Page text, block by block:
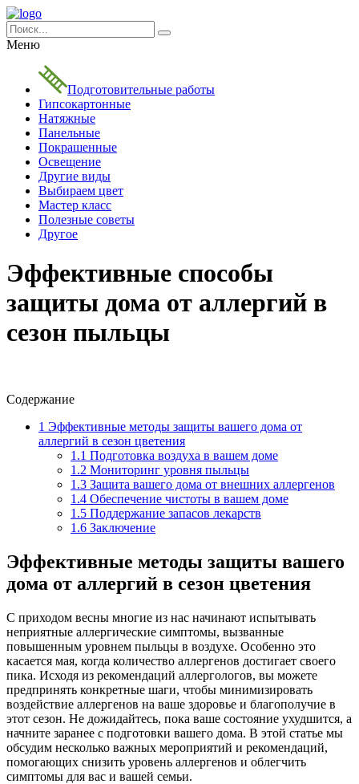
Меню
Подготовительные работы
Гипсокартонные
Натяжные
Панельные
Покрашенные
Освещение
Другие виды
Выбираем цвет
Мастер класс
Полезные советы
Другое
Эффективные способы
защиты дома от аллергий в
сезон пыльцы
Содержание
1 Эффективные методы защиты вашего дома от
аллергий в сезон цветения
1.1 Подготовка воздуха в вашем доме
1.2 Мониторинг уровня пыльцы
1.3 Защита вашего дома от внешних аллергенов
1.4 Обеспечение чистоты в вашем доме
1.5 Поддержание запасов лекарств
1.6 Заключение
Эффективные методы защиты вашего
дома от аллергий в сезон цветения
С приходом весны многие из нас начинают испытывать
неприятные аллергические симптомы, вызванные
повышенным уровнем пыльцы в воздухе. Особенно это
касается мая, когда количество аллергенов достигает своего
пика. Исходя из рекомендаций аллергологов, вы можете
предпринять конкретные шаги, чтобы минимизировать
воздействие аллергенов на ваше здоровье и благополучие в
этот сезон. Не дожидайтесь, пока ваше состояние ухудшится, а
начните заранее с подготовки вашего дома. В этой статье мы
обсудим несколько важных мероприятий и рекомендаций,
помогающих снизить уровень аллергенов и облегчить
симптомы для вас и вашей семьи.